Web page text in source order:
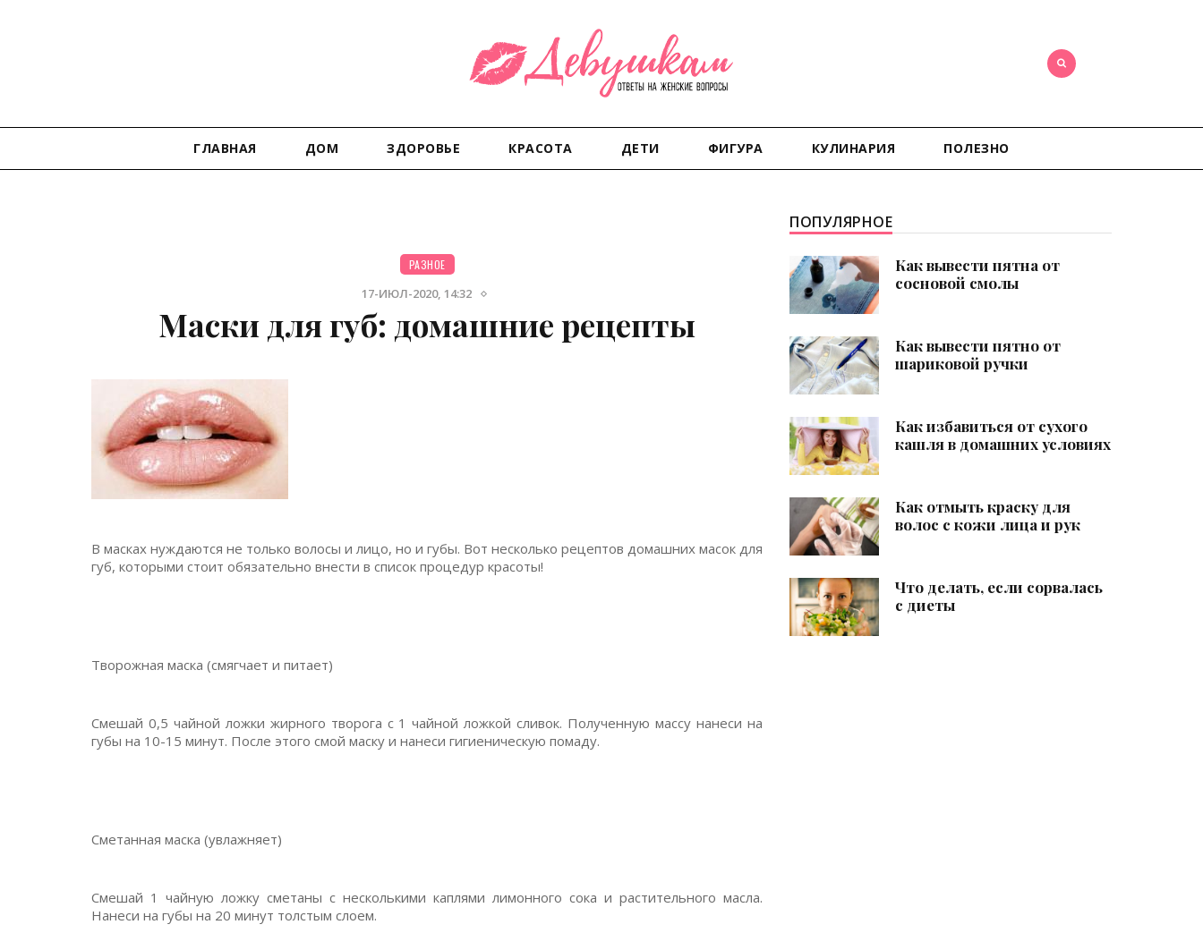
ГЛАВНАЯ ДОМ ЗДОРОВЬЕ КРАСОТА ДЕТИ ФИГУРА КУЛИНАРИЯ ПОЛЕЗНО
РАЗНОЕ
17-ИЮЛ-2020, 14:32
Маски для губ: домашние рецепты
В масках нуждаются не только волосы и лицо, но и губы. Вот несколько рецептов домашних масок для
губ, которыми стоит обязательно внести в список процедур красоты!
Творожная маска (смягчает и питает)
Смешай 0,5 чайной ложки жирного творога с 1 чайной ложкой сливок. Полученную массу нанеси на
губы на 10-15 минут. После этого смой маску и нанеси гигиеническую помаду.
Сметанная маска (увлажняет)
Смешай 1 чайную ложку сметаны с несколькими каплями лимонного сока и растительного масла.
Нанеси на губы на 20 минут толстым слоем.
ПОПУЛЯРНОЕ
Как вывести пятна от
сосновой смолы
Как вывести пятно от
шариковой ручки
Как избавиться от сухого
кашля в домашних условиях
Как отмыть краску для
волос с кожи лица и рук
Что делать, если сорвалась
с диеты